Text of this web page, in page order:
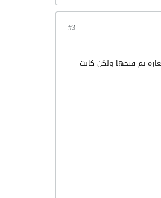
#3
تم فتحها ولكن كانت